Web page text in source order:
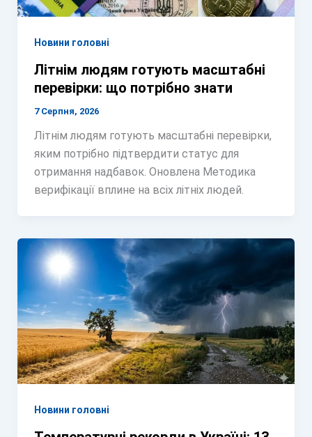
Новини головні
Літнім людям готують масштабні
перевірки: що потрібно знати
7 Серпня, 2026
Літнім людям готують масштабні перевірки,
яким потрібно підтвердити статус для
отримання надбавок. Оновлена Методика
верифікації вплине на всіх літніх людей.
Новини головні